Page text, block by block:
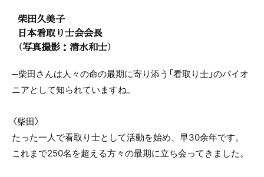
柴田久美子
日本看取り士会会長
（写真撮影：清水和士）
─柴田さんは人々の命の最期に寄り添う「看取り士」のパイオ
ニアとして知られていますね。
〈柴田〉
たった一人で看取り士として活動を始め、早30余年です。
これまで250名を超える方々の最期に立ち会ってきました。